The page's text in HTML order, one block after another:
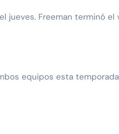
jueves. Freeman terminó el
equipos esta